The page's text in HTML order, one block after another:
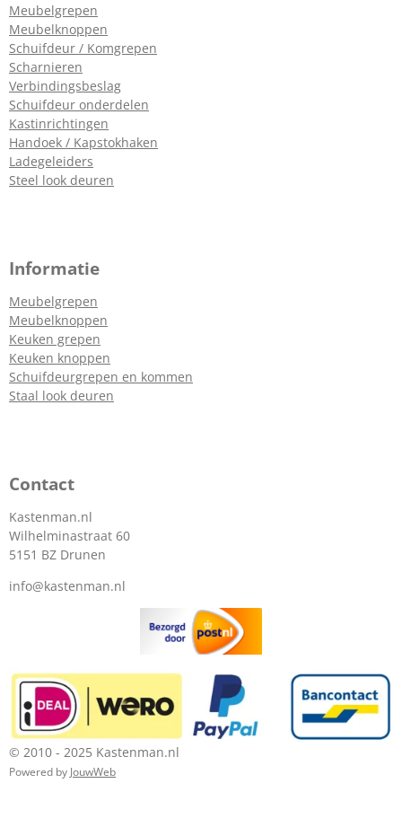
Meubelgrepen
Meubelknoppen
Schuifdeur / Komgrepen
Scharnieren
Verbindingsbeslag
Schuifdeur onderdelen
Kastinrichtingen
Handoek / Kapstokhaken
Ladegeleiders
Steel look deuren
Informatie
Meubelgrepen
Meubelknoppen
Keuken grepen
Keuken knoppen
Schuifdeurgrepen en kommen
Staal look deuren
Contact
Kastenman.nl
Wilhelminastraat 60
5151 BZ Drunen
info@kastenman.nl
© 2010 - 2025 Kastenman.nl
Powered by JouwWeb